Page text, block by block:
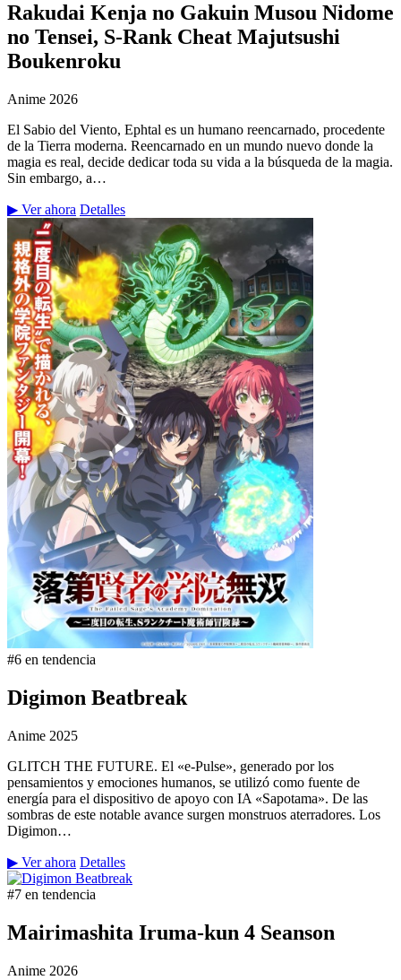
Rakudai Kenja no Gakuin Musou Nidome
no Tensei, S-Rank Cheat Majutsushi
Boukenroku
Anime 2026
El Sabio del Viento, Ephtal es un humano reencarnado, procedente
de la Tierra moderna. Reencarnado en un mundo nuevo donde la
magia es real, decide dedicar toda su vida a la búsqueda de la magia.
Sin embargo, a…
▶ Ver ahora Detalles
#6 en tendencia
Digimon Beatbreak
Anime 2025
GLITCH THE FUTURE. El «e-Pulse», generado por los
pensamientos y emociones humanos, se utilizó como fuente de
energía para el dispositivo de apoyo con IA «Sapotama». De las
sombras de este notable avance surgen monstruos aterradores. Los
Digimon…
▶ Ver ahora Detalles
#7 en tendencia
Mairimashita Iruma-kun 4 Seanson
Anime 2026